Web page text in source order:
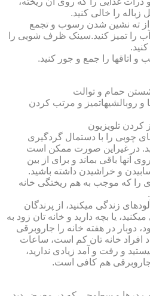
را خالی کنید.
از ته نشین شدن رسوب و تجمع
را تمیز کنید.سینک ظرف شویی را
و اتاق‏ها را جمع و جور کنید.
حمام و توالت
شستن ملافه‏ ها و روبالشی‎هاتمیز و مرتب کردن
کردن تلویزیون
چوبی را با دستمال گردگیری
در غیراین صورت ممکن است
آنها باقی بماند و برای از بین
و خراشیدن داشته باشید.
را که موجب به هم ریختگی خانه
زندگی می‏کنید، از پرندگان
یا بچه دارید و خانه‏ تان زود به
دوبار در هفته خانه را جاروبرقی
افراد خانه ‏تان کم است، ساعات
و رفت و آمد زیادی ندارید،
جاروبرقی هم کافی است.